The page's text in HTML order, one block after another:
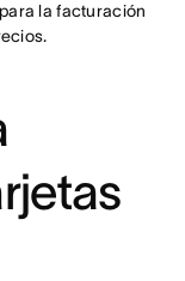
la facturación